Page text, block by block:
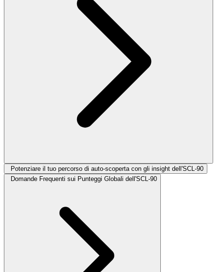
Potenziare il tuo percorso di auto-scoperta con gli insight dell'SCL-90
Domande Frequenti sui Punteggi Globali dell'SCL-90